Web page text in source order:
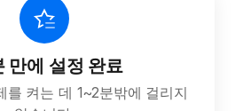
만에 설정 완료
를 켜는 데 1~2분밖에 걸리지